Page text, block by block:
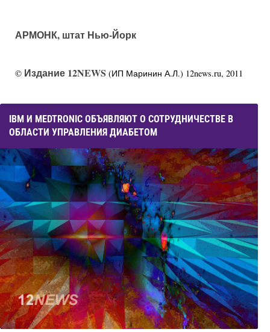
АРМОНК, штат Нью-Йорк
© Издание 12NEWS (ИП Маринин А.Л.) 12news.ru, 2011
IBM И MEDTRONIC ОБЪЯВЛЯЮТ О СОТРУДНИЧЕСТВЕ В
ОБЛАСТИ УПРАВЛЕНИЯ ДИАБЕТОМ